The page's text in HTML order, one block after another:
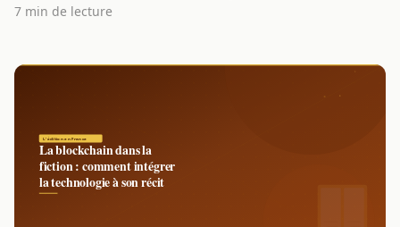
7 min de lecture